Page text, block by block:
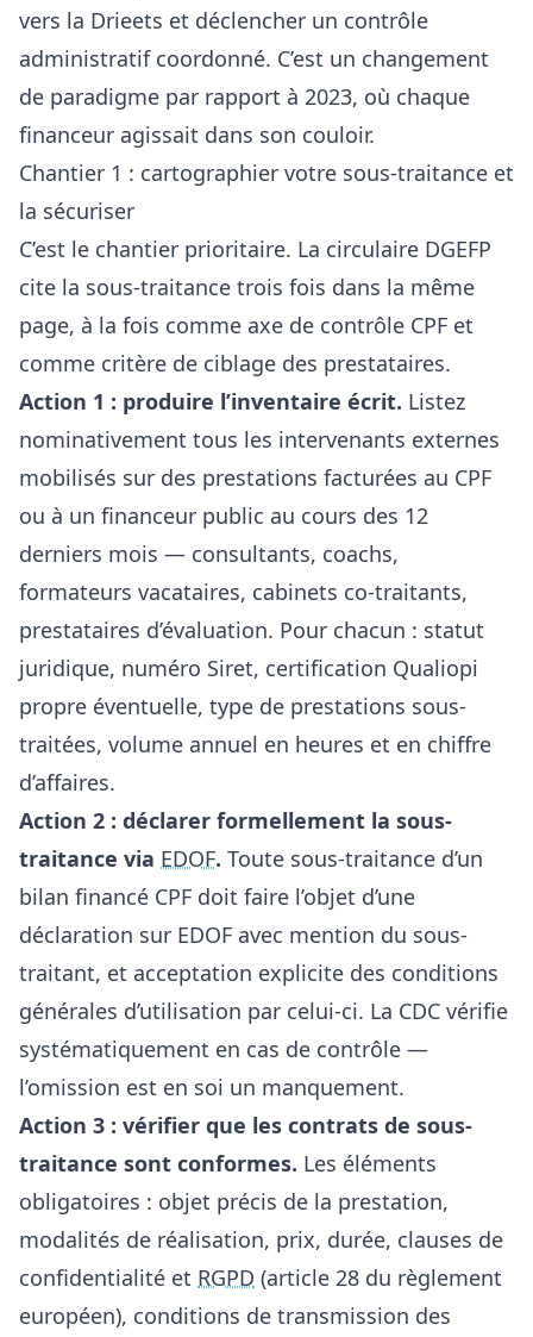
vers la Drieets et déclencher un contrôle
administratif coordonné. C’est un changement
de paradigme par rapport à 2023, où chaque
financeur agissait dans son couloir.
Chantier 1 : cartographier votre sous-traitance et
la sécuriser
C’est le chantier prioritaire. La circulaire DGEFP
cite la sous-traitance trois fois dans la même
page, à la fois comme axe de contrôle CPF et
comme critère de ciblage des prestataires.
Action 1 : produire l’inventaire écrit. Listez
nominativement tous les intervenants externes
mobilisés sur des prestations facturées au CPF
ou à un financeur public au cours des 12
derniers mois — consultants, coachs,
formateurs vacataires, cabinets co-traitants,
prestataires d’évaluation. Pour chacun : statut
juridique, numéro Siret, certification Qualiopi
propre éventuelle, type de prestations sous-
traitées, volume annuel en heures et en chiffre
d’affaires.
Action 2 : déclarer formellement la sous-
traitance via EDOF. Toute sous-traitance d’un
bilan financé CPF doit faire l’objet d’une
déclaration sur EDOF avec mention du sous-
traitant, et acceptation explicite des conditions
générales d’utilisation par celui-ci. La CDC vérifie
systématiquement en cas de contrôle —
l’omission est en soi un manquement.
Action 3 : vérifier que les contrats de sous-
traitance sont conformes. Les éléments
obligatoires : objet précis de la prestation,
modalités de réalisation, prix, durée, clauses de
confidentialité et RGPD (article 28 du règlement
européen), conditions de transmission des